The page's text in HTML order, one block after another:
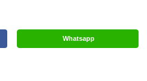
Whatsapp